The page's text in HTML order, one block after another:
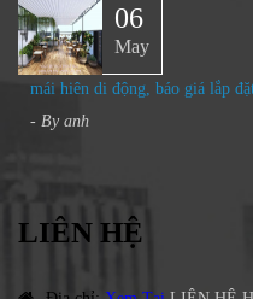
06
May
mái hiên di động, báo giá lắp
- By anh
LIÊN HỆ